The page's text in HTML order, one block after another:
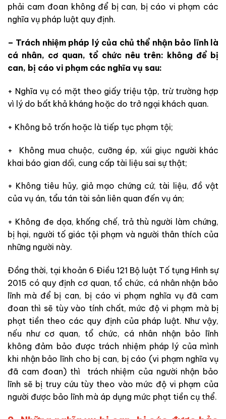
phải cam đoan không để bị can, bị cáo vi phạm các
nghĩa vụ pháp luật quy định.
– Trách nhiệm pháp lý của chủ thể nhận bảo lĩnh là
cá nhân, cơ quan, tổ chức nêu trên: không để bị
can, bị cáo vi phạm các nghĩa vụ sau:
+ Nghĩa vụ có mặt theo giấy triệu tập, trừ trường hợp
vì lý do bất khả kháng hoặc do trở ngại khách quan.
+ Không bỏ trốn hoặc là tiếp tục phạm tội;
+ Không mua chuộc, cưỡng ép, xúi giục người khác
khai báo gian dối, cung cấp tài liệu sai sự thật;
+ Không tiêu hủy, giả mạo chứng cứ, tài liệu, đồ vật
của vụ án, tẩu tán tài sản liên quan đến vụ án;
+ Không đe dọa, khống chế, trả thù người làm chứng,
bị hại, người tố giác tội phạm và người thân thích của
những người này.
Đồng thời, tại khoản 6 Điều 121 Bộ luật Tố tụng Hình sự
2015 có quy định cơ quan, tổ chức, cá nhân nhận bảo
lĩnh mà để bị can, bị cáo vi phạm nghĩa vụ đã cam
đoan thì sẽ tùy vào tính chất, mức độ vi phạm mà bị
phạt tiền theo các quy định của pháp luật. Như vậy,
nếu như cơ quan, tổ chức, cá nhân nhận bảo lĩnh
không đảm bảo được trách nhiệm pháp lý của mình
khi nhận bảo lĩnh cho bị can, bị cáo (vi phạm nghĩa vụ
đã cam đoan) thì trách nhiệm của người nhận bảo
lĩnh sẽ bị truy cứu tùy theo vào mức độ vi phạm của
người được bảo lĩnh mà áp dụng mức phạt tiền cụ thể.